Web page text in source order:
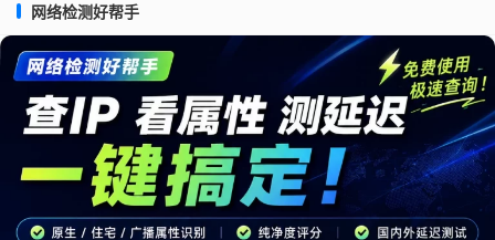
网络检测好帮手